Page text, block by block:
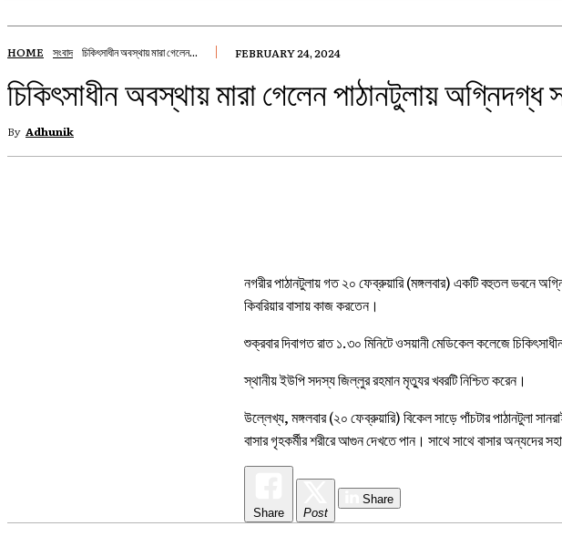
HOME সংবাদ চিকিৎসাধীন অবস্থায় মারা গেলেন... FEBRUARY 24, 2024
চিকিৎসাধীন অবস্থায় মারা গেলেন পাঠানটুলায় অগ্নিদগ্ধ
By Adhunik
নগরীর পাঠানটুলায় গত ২০ ফেব্রুয়ারি (মঙ্গলবার) একটি বহুতল ভবনে
কিবরিয়ার বাসায় কাজ করতেন।
শুক্রবার দিবাগত রাত ১.৩০ মিনিটে ওসয়ানী মেডিকেল কলেজে
স্থানীয় ইউপি সদস্য জিল্লুর রহমান মৃত্যুর খবরটি নিশ্চিত করেন।
উল্লেখ্য, মঙ্গলবার (২০ ফেব্রুয়ারি) বিকেল সাড়ে পাঁচটার পাঠানটুলা
বাসার গৃহকর্মীর শরীরে আগুন দেখতে পান। সাথে সাথে বাসার অন্যদের
Share Post
Share